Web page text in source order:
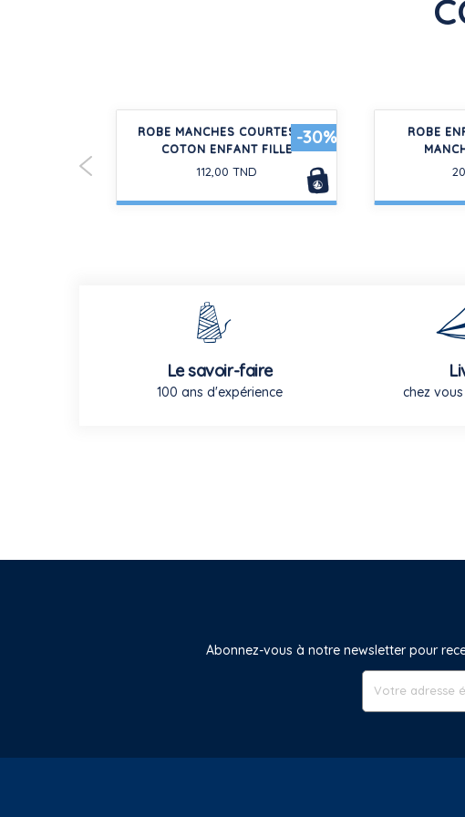
-30%
ROBE MANCHES COURTES EN
COTON ENFANT FILLE
112,00 TND
ROBE
Le savoir-faire
100 ans d'expérience chez
Abonnez-vous à notre newsletter pour